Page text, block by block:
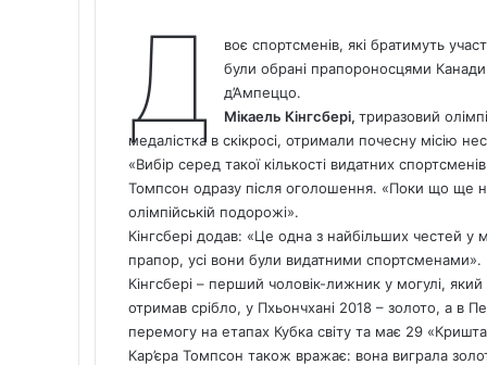
Д
воє спортсменів, які братимуть
були обрані прапороносцями Канади
д’Ампеццо.
Мікаель Кінгсбері, триразовий
медалістка в скікросі, отримали почесну місію
«Вибір серед такої кількості видатних
Томпсон одразу після оголошення. «Поки що ще
олімпійській подорожі».
Кінгсбері додав: «Це одна з найбільших честей
прапор, усі вони були видатними спортсменами».
Кінгсбері – перший чоловік-лижник у могулі, який
отримав срібло, у Пхьончхані 2018 – золото, а в
перемогу на етапах Кубка світу та має 29
Кар’єра Томпсон також вражає: вона виграла